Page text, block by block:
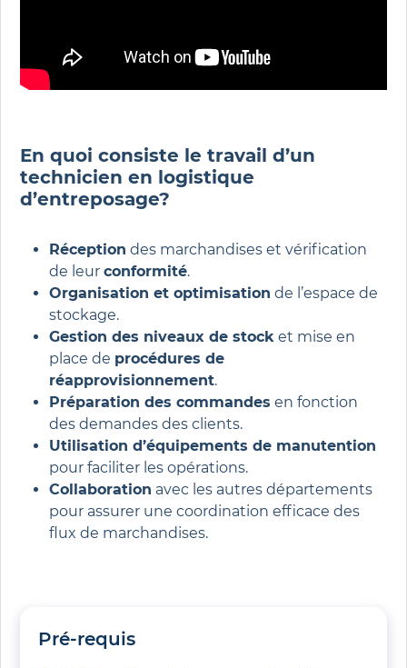
En quoi consiste le travail d’un
technicien en logistique
d’entreposage?
Réception des marchandises et vérification
de leur conformité.
Organisation et optimisation de l’espace de
stockage.
Gestion des niveaux de stock et mise en
place de procédures de
réapprovisionnement.
Préparation des commandes en fonction
des demandes des clients.
Utilisation d’équipements de manutention
pour faciliter les opérations.
Collaboration avec les autres départements
pour assurer une coordination efficace des
flux de marchandises.
Pré-requis